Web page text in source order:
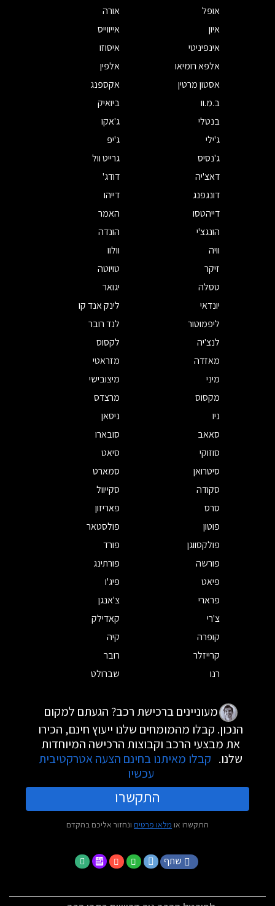
אופל
אורה
איון
אייווייס
אינפיניטי
איסוזו
אלפא רומיאו
אלפין
אסטון מרטין
אקספנג
ב.מ.וו
ביואיק
בנטלי
ג'אקו
ג'ילי
ג'יפ
ג'נסיס
גרייט וול
דאצ'יה
דודג'
דונגפנג
דייהו
דייהטסו
האמר
הונגצ'י
הונדה
וויה
וולוו
זיקר
טויוטה
טסלה
יגואר
יונדאי
לינק אנד קו
ליפמוטור
לנד רובר
לנצ'יה
לקסוס
מאזדה
מזראטי
מיני
מיצובישי
מקסוס
מרצדס
ניו
ניסאן
סאאב
סובארו
סוזוקי
סיאט
סיטרואן
סמארט
סקודה
סקייוול
סרס
פאריזון
פוטון
פולסטאר
פולקסווגן
פורד
פורשה
פורתינג
פיאט
פיג'ו
פרארי
צ'אנגן
צ'רי
קאדילק
קופרה
קיה
קרייזלר
רובר
רנו
שברולט
מעוניינים ברכישת רכב? הגעתם למקום
הנכון. קבלו מהמומחים שלנו ייעוץ חינם, הכירו
את מבצעי הרכב וקבוצות הרכישה המיוחדות
שלנו. קבלו מאיתנו בחינם הצעה אטרקטיבית
עכשיו
התקשרו
התקשרו או מלאו פרטים ונחזור אליכם בהקדם
שתף